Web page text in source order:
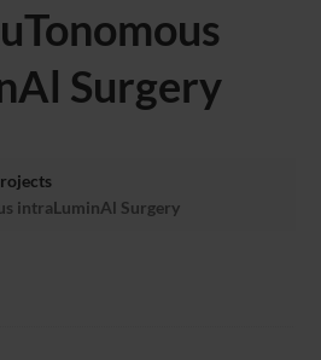
Surgery
intraLuminAl Surgery